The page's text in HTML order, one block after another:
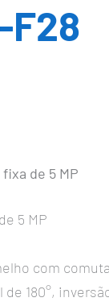
F28
de 5 MP
5 MP
com
180°,